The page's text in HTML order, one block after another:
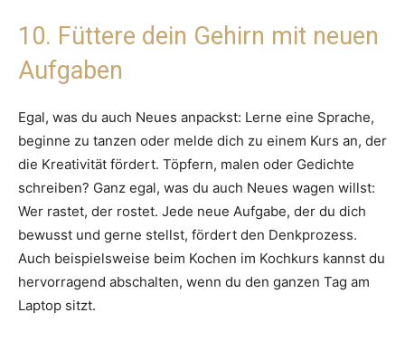
10. Füttere dein Gehirn mit neuen
Aufgaben
Egal, was du auch Neues anpackst: Lerne eine Sprache,
beginne zu tanzen oder melde dich zu einem Kurs an, der
die Kreativität fördert. Töpfern, malen oder Gedichte
schreiben? Ganz egal, was du auch Neues wagen willst:
Wer rastet, der rostet. Jede neue Aufgabe, der du dich
bewusst und gerne stellst, fördert den Denkprozess.
Auch beispielsweise beim Kochen im Kochkurs kannst du
hervorragend abschalten, wenn du den ganzen Tag am
Laptop sitzt.